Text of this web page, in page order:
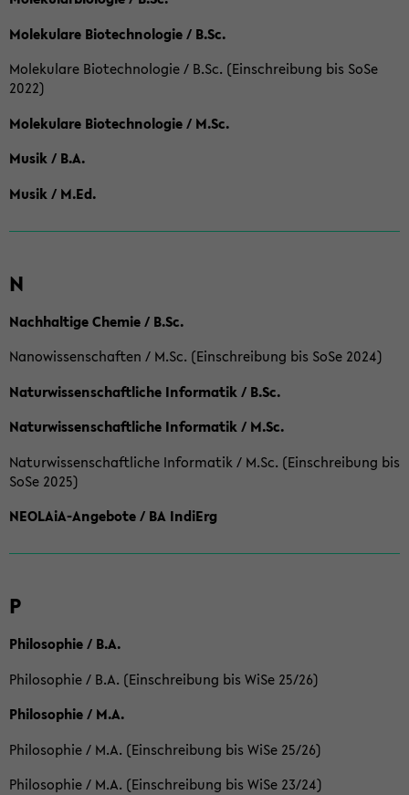
Molekulare Biotechnologie / B.Sc.
Molekulare Biotechnologie / B.Sc. (Einschreibung bis SoSe
2022)
Molekulare Biotechnologie / M.Sc.
Musik / B.A.
Musik / M.Ed.
N
Nachhaltige Chemie / B.Sc.
Nanowissenschaften / M.Sc. (Einschreibung bis SoSe 2024)
Naturwissenschaftliche Informatik / B.Sc.
Naturwissenschaftliche Informatik / M.Sc.
Naturwissenschaftliche Informatik / M.Sc. (Einschreibung bis
SoSe 2025)
NEOLAiA-Angebote / BA IndiErg
P
Philosophie / B.A.
Philosophie / B.A. (Einschreibung bis WiSe 25/26)
Philosophie / M.A.
Philosophie / M.A. (Einschreibung bis WiSe 25/26)
Philosophie / M.A. (Einschreibung bis WiSe 23/24)